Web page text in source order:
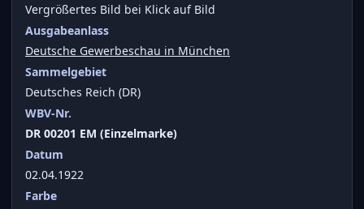
Vergrößertes Bild bei Klick auf Bild
Ausgabeanlass
Deutsche Gewerbeschau in München
Sammelgebiet
Deutsches Reich (DR)
WBV-Nr.
DR 00201 EM (Einzelmarke)
Datum
02.04.1922
Farbe